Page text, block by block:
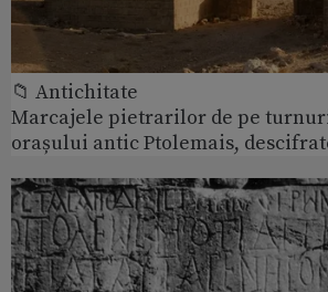
📁 Antichitate
Marcajele pietrarilor de pe
orașului antic Ptolemais,